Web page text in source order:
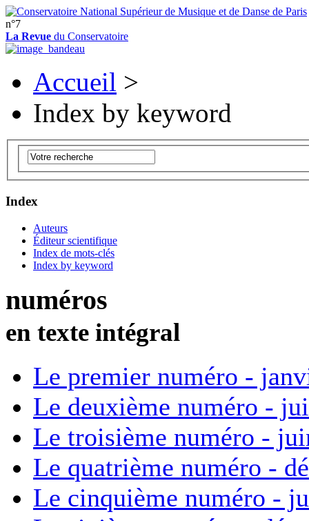
n°7
La Revue du Conservatoire
Accueil >
Index by keyword
Index
Auteurs
Éditeur scientifique
Index de mots-clés
Index by keyword
numéros
en texte intégral
Le premier numéro -
Le deuxième numéro -
Le troisième numéro -
Le quatrième numéro -
Le cinquième numéro -